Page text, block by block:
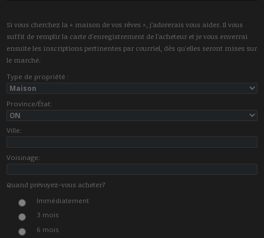
Si vous cherchez la « maison de vos rêves », j'adorerais vous aider. Il vous
suffit de remplir la carte d'enregistrement de l'acheteur et je vous enverrai
ensuite les inscriptions pertinentes par courriel, dès qu'elles seront mises sur
le marché.
Type de propriété :
Province/État:
Ville:
Voisinage:
Quand prévoyez-vous acheter?
Immédiatement
3 mois
6 mois